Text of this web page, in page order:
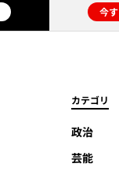
今
カテゴリ
政治
芸能